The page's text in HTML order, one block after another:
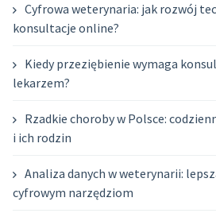
Cyfrowa weterynaria: jak rozwój
konsultacje online?
Kiedy przeziębienie wymaga
lekarzem?
Rzadkie choroby w Polsce:
i ich rodzin
Analiza danych w weterynarii:
cyfrowym narzędziom